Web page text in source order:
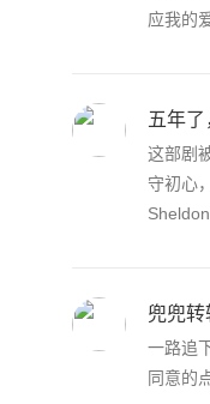
应我的
五年
这部剧
守初心
兜兜
一路追
同意的